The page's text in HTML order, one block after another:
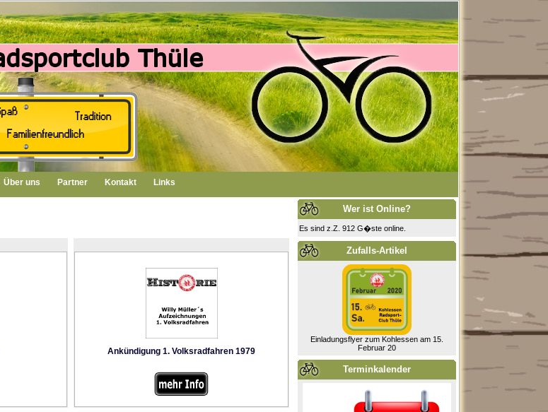
Über uns Partner Kontakt Links
Ankündigung 1. Volksradfahren 1979
Wer ist Online?
Es sind z.Z. 912 G�ste online.
Zufalls-Artikel
Einladungsflyer zum Kohlessen am 15.
Februar 20
Terminkalender